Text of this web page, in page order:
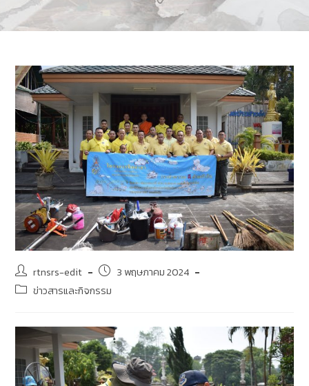
rtnsrs-edit
3 พฤษภาคม 2024
ข่าวสารและกิจกรรม